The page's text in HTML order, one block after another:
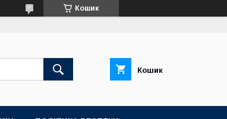
Кошик
Кошик